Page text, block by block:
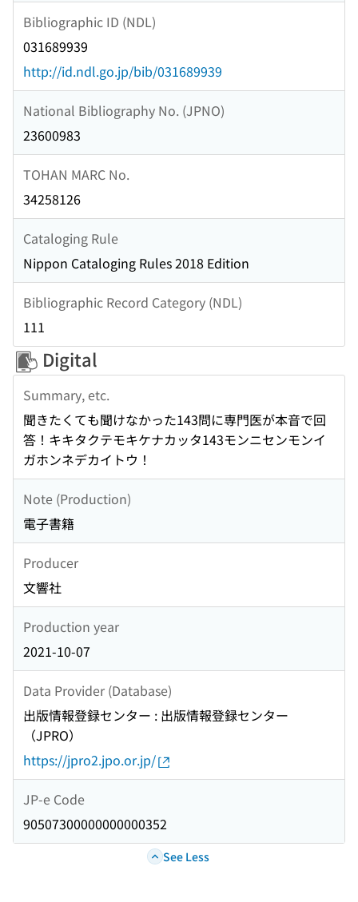
Bibliographic ID (NDL)
031689939
http://id.ndl.go.jp/bib/031689939
National Bibliography No. (JPNO)
23600983
TOHAN MARC No.
34258126
Cataloging Rule
Nippon Cataloging Rules 2018 Edition
Bibliographic Record Category (NDL)
111
Digital
Summary, etc.
聞きたくても聞けなかった143問に専門医が本音で回
答！キキタクテモキケナカッタ143モンニセンモンイ
ガホンネデカイトウ！
Note (Production)
電子書籍
Producer
文響社
Production year
2021-10-07
Data Provider (Database)
出版情報登録センター : 出版情報登録センター
（JPRO）
https://jpro2.jpo.or.jp/
JP-e Code
90507300000000000352
See Less